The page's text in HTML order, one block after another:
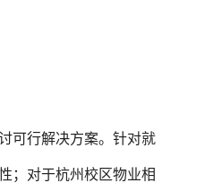
可行解决方案。针对就
；对于杭州校区物业相